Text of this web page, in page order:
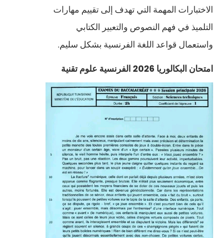
الاختبارات المهمة التي تهدف إلى تقييم مهارات
التلميذ في فهم النصوص والتعبير الكتابي
واستعمال قواعد اللغة الفرنسية بشكل سليم.
امتحان البكالوريا 2026 الفرنسية علوم تقنية